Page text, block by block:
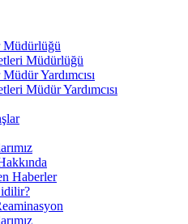
Müdürlüğü
Yardımcısı
Müdür Yardımcısı
Haberler